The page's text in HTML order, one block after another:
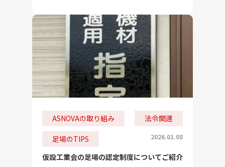
ASNOVAの取り組み 法令関連
足場のTIPS 2026.01.08
仮設工業会の足場の認定制度についてご紹介